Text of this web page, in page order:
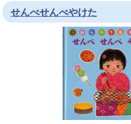
せんべせんべやけた